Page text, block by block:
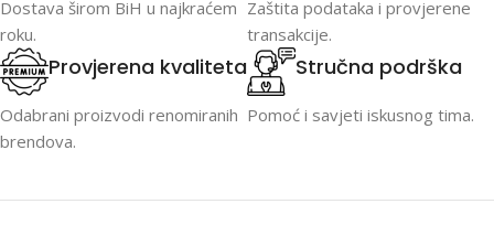
Dostava širom BiH u najkraćem
roku.
Zaštita podataka i provjerene
transakcije.
Provjerena kvaliteta
Odabrani proizvodi renomiranih
brendova.
Stručna podrška
Pomoć i savjeti iskusnog tima.